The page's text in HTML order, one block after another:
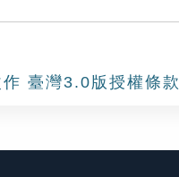
臺灣3.0版授權條款